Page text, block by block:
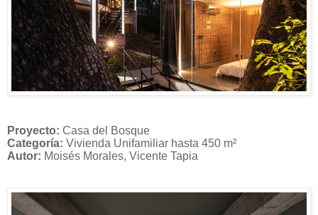
Proyecto: Casa del Bosque
Categoría: Vivienda Unifamiliar hasta 450 m²
Autor: Moisés Morales, Vicente Tapia